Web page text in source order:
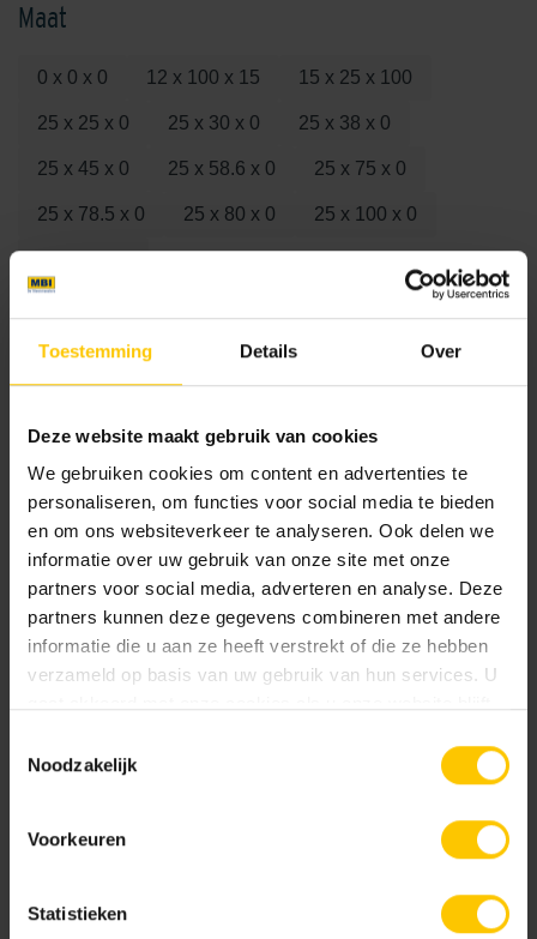
Toestemming Details Over
Deze website maakt gebruik van cookies
We gebruiken cookies om content en advertenties te
personaliseren, om functies voor social media te bieden
en om ons websiteverkeer te analyseren. Ook delen we
informatie over uw gebruik van onze site met onze
partners voor social media, adverteren en analyse. Deze
partners kunnen deze gegevens combineren met andere
informatie die u aan ze heeft verstrekt of die ze hebben
verzameld op basis van uw gebruik van hun services. U
Noodzakelijk
Voorkeuren
Statistieken
Maat
0 x 0 x 0 12 x 100 x 15 15 x 25 x 100
25 x 25 x 0 25 x 30 x 0 25 x 38 x 0
25 x 45 x 0 25 x 58.6 x 0 25 x 75 x 0
25 x 78.5 x 0 25 x 80 x 0 25 x 100 x 0
Kleur
Basalt Basalt-wit